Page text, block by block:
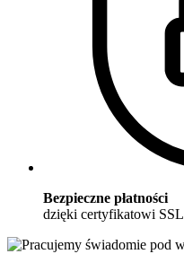
Bezpieczne płatności
dzięki certyfikatowi SSL